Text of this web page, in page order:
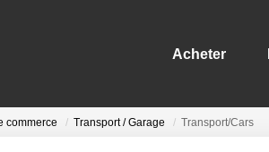
Acheter
commerce Transport / Garage Transport/Cars